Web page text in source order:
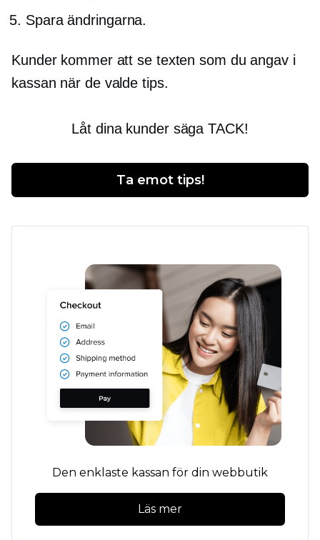
Spara ändringarna.
Kunder kommer att se texten som du angav i
kassan när de valde tips.
Låt dina kunder säga TACK!
Ta emot tips!
Den enklaste kassan för din webbutik
Läs mer